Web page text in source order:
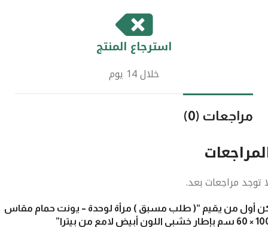
استرجاع المنتج
خلال 14 يوم
مراجعات (0)
توجد مراجعات بعد.
أول من يقيم “( طلب مسبق ) مرأة لوحدة – يونت حمام مقاس
خشبى اللون أبيض لامع من بيترا”